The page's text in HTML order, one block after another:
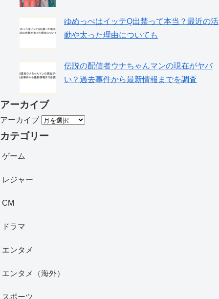
ゆめっぺはイッテQ出禁って本当？最近の活
動や太った理由についても
伝説の配信者ウナちゃんマンの現在がヤバ
い？過去事件から最新情報までを調査
アーカイブ
アーカイブ
カテゴリー
ゲーム
レジャー
CM
ドラマ
エンタメ
エンタメ（海外）
スポーツ